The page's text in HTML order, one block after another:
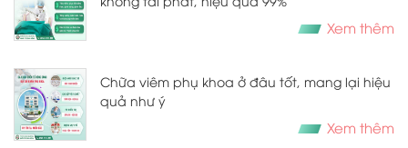
Xem thêm
Chữa viêm phụ khoa ở đâu tốt, mang lại hiệu
quả như ý
Xem thêm